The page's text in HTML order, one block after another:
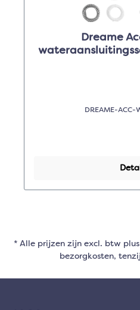
Dreame
DREAME-ACC-
* Alle prijzen zijn excl. btw plus
bezorgkosten,